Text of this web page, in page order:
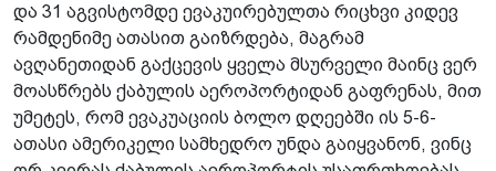
და 31 აგვისტომდე ევაკუირებულთა რიცხვი კიდევ
რამდენიმე ათასით გაიზრდება, მაგრამ
ავღანეთიდან გაქცევის ყველა მსურველი მაინც ვერ
მოასწრებს ქაბულის აეროპორტიდან გაფრენას, მით
უმეტეს, რომ ევაკუაციის ბოლო დღეებში ის 5-6-
ათასი ამერიკელი სამხედრო უნდა გაიყვანონ, ვინც